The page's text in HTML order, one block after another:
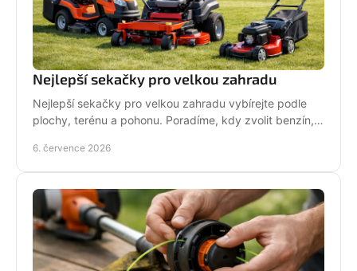
Nejlepší sekačky pro velkou zahradu
Nejlepší sekačky pro velkou zahradu vybírejte podle
plochy, terénu a pohonu. Poradíme, kdy zvolit benzín,
6. července 2026